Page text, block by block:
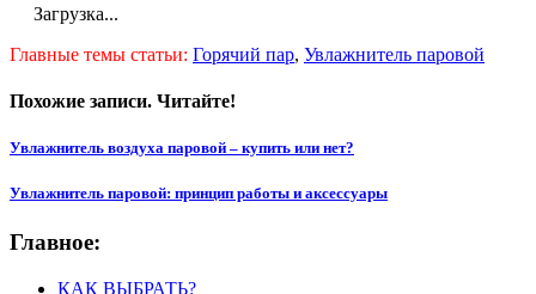
Загрузка...
Главные темы статьи: Горячий пар, Увлажнитель паровой
Похожие записи. Читайте!
Увлажнитель воздуха паровой – купить или нет?
Увлажнитель паровой: принцип работы и аксессуары
Главное:
КАК ВЫБРАТЬ?